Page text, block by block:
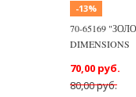
-13%
70-65169
DIMENSIONS
80,00 руб.
70,00 руб.